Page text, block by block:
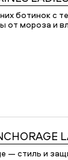
ботинок с
мороза и
— стиль и